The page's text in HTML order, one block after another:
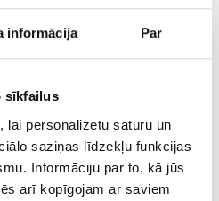
informācija Par
sīkfailus
personalizētu saturu un
saziņas līdzekļu funkcijas
Informāciju par to, kā jūs
arī kopīgojam ar saviem
Mārketings